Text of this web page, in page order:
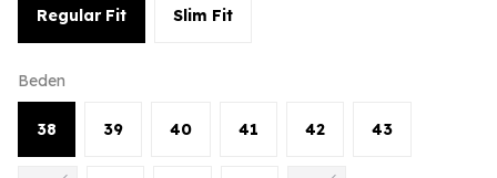
Regular Fit Slim Fit
Beden
38 39 40 41 42 43